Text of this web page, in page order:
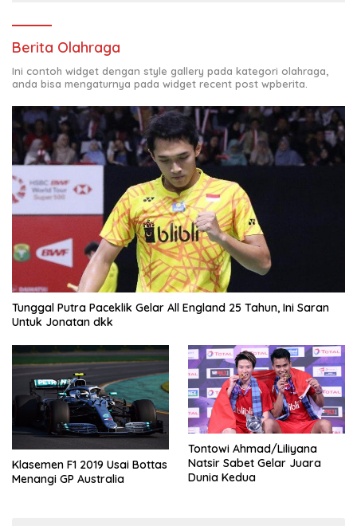
Berita Olahraga
Ini contoh widget dengan style gallery pada kategori olahraga,
anda bisa mengaturnya pada widget recent post wpberita.
Tunggal Putra Paceklik Gelar All England 25 Tahun, Ini Saran
Untuk Jonatan dkk
Klasemen F1 2019 Usai Bottas
Menangi GP Australia
Tontowi Ahmad/Liliyana
Natsir Sabet Gelar Juara
Dunia Kedua